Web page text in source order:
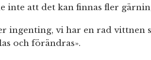
inte att det kan finnas fler
ingenting, vi har en rad vittnen
och förändras».